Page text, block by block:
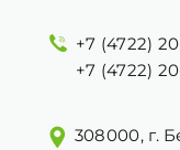
+7 (4722)
+7 (4722)
308000, г.